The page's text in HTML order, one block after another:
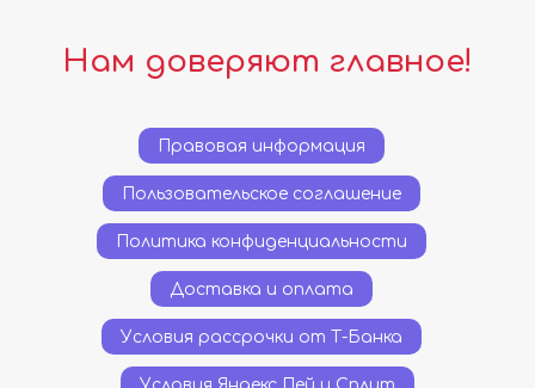
Нам доверяют главное!
Правовая информация
Пользовательское соглашение
Политика конфиденциальности
Доставка и оплата
Условия рассрочки от Т-Банка